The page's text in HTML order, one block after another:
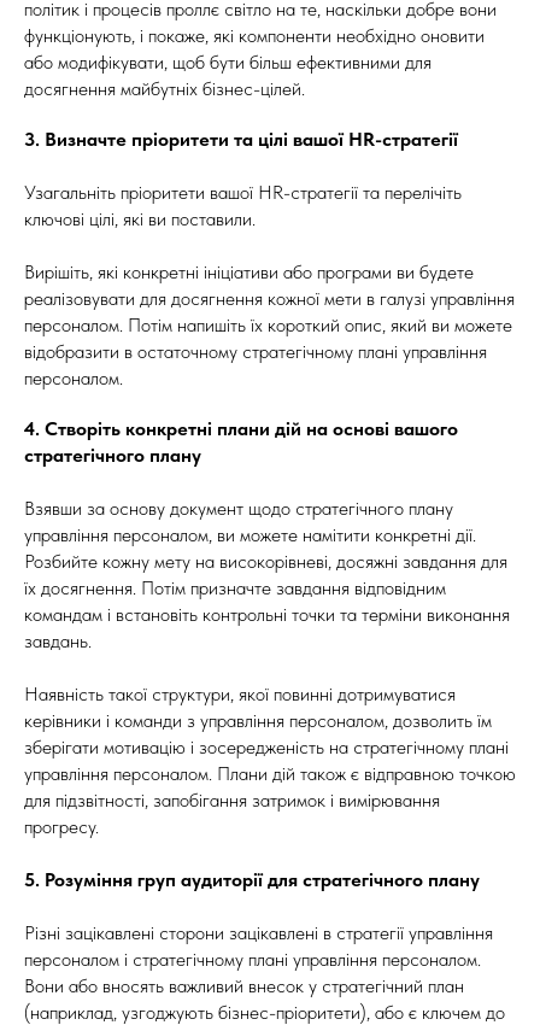
політик і процесів проллє світло на те, наскільки добре вони
функціонують, і покаже, які компоненти необхідно оновити
або модифікувати, щоб бути більш ефективними для
досягнення майбутніх бізнес-цілей.
3. Визначте пріоритети та цілі вашої HR-стратегії
Узагальніть пріоритети вашої HR-стратегії та перелічіть
ключові цілі, які ви поставили.
Вирішіть, які конкретні ініціативи або програми ви будете
реалізовувати для досягнення кожної мети в галузі управління
персоналом. Потім напишіть їх короткий опис, який ви можете
відобразити в остаточному стратегічному плані управління
персоналом.
4. Створіть конкретні плани дій на основі вашого
стратегічного плану
Взявши за основу документ щодо стратегічного плану
управління персоналом, ви можете намітити конкретні дії.
Розбийте кожну мету на високорівневі, досяжні завдання для
їх досягнення. Потім призначте завдання відповідним
командам і встановіть контрольні точки та терміни виконання
завдань.
Наявність такої структури, якої повинні дотримуватися
керівники і команди з управління персоналом, дозволить їм
зберігати мотивацію і зосередженість на стратегічному плані
управління персоналом. Плани дій також є відправною точкою
для підзвітності, запобігання затримок і вимірювання
прогресу.
5. Розуміння груп аудиторії для стратегічного плану
Різні зацікавлені сторони зацікавлені в стратегії управління
персоналом і стратегічному плані управління персоналом.
Вони або вносять важливий внесок у стратегічний план
(наприклад, узгоджують бізнес-пріоритети), або є ключем до